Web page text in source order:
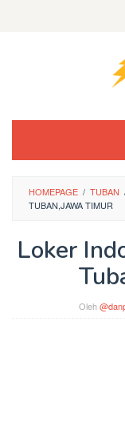
HOMEPAGE / TUBAN
TUBAN,JAWA TIMUR
Loker
Oleh